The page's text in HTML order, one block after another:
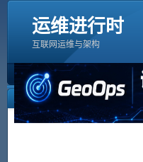
运维进行时
互联网运维与架构